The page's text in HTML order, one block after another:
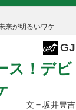
来が明るいワケ
GJ
ス！デビ
文＝坂井豊吉